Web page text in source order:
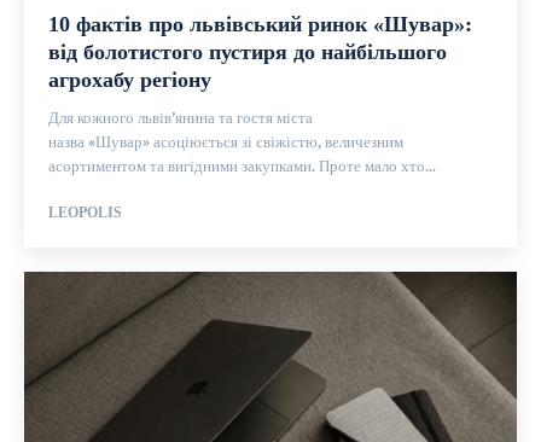
10 фактів про львівський ринок «Шувар»:
від болотистого пустиря до найбільшого
агрохабу регіону
Для кожного львів’янина та гостя міста
назва «Шувар» асоціюється зі свіжістю, величезним
асортиментом та вигідними закупками. Проте мало хто...
LEOPOLIS